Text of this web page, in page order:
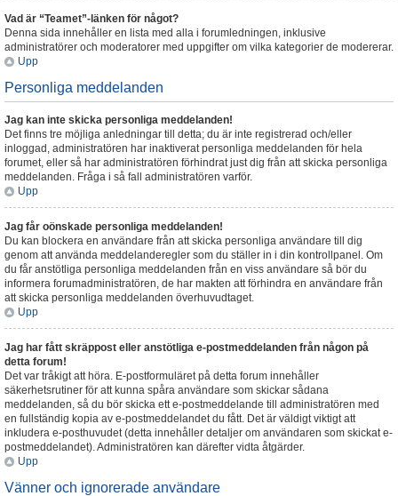
Vad är “Teamet”-länken för något?
Denna sida innehåller en lista med alla i forumledningen, inklusive
administratörer och moderatorer med uppgifter om vilka kategorier de modererar.
Upp
Personliga meddelanden
Jag kan inte skicka personliga meddelanden!
Det finns tre möjliga anledningar till detta; du är inte registrerad och/eller
inloggad, administratören har inaktiverat personliga meddelanden för hela
forumet, eller så har administratören förhindrat just dig från att skicka personliga
meddelanden. Fråga i så fall administratören varför.
Upp
Jag får oönskade personliga meddelanden!
Du kan blockera en användare från att skicka personliga användare till dig
genom att använda meddelanderegler som du ställer in i din kontrollpanel. Om
du får anstötliga personliga meddelanden från en viss användare så bör du
informera forumadministratören, de har makten att förhindra en användare från
att skicka personliga meddelanden överhuvudtaget.
Upp
Jag har fått skräppost eller anstötliga e-postmeddelanden från någon på
detta forum!
Det var tråkigt att höra. E-postformuläret på detta forum innehåller
säkerhetsrutiner för att kunna spåra användare som skickar sådana
meddelanden, så du bör skicka ett e-postmeddelande till administratören med
en fullständig kopia av e-postmeddelandet du fått. Det är väldigt viktigt att
inkludera e-posthuvudet (detta innehåller detaljer om användaren som skickat e-
postmeddelandet). Administratören kan därefter vidta åtgärder.
Upp
Vänner och ignorerade användare